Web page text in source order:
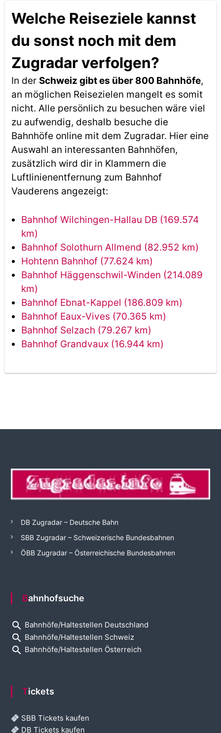
Welche Reiseziele kannst
du sonst noch mit dem
Zugradar verfolgen?
In der Schweiz gibt es über 800 Bahnhöfe,
an möglichen Reisezielen mangelt es somit
nicht. Alle persönlich zu besuchen wäre viel
zu aufwendig, deshalb besuche die
Bahnhöfe online mit dem Zugradar. Hier eine
Auswahl an interessanten Bahnhöfen,
zusätzlich wird dir in Klammern die
Luftlinienentfernung zum Bahnhof
Vauderens angezeigt:
Bahnhof Wilchingen-Hallau DB (169.574
km)
Bahnhof Solothurn Allmend (82.952 km)
Hohtenn Bahnhof (77.624 km)
Bahnhof Häggenschwil-Winden (214.089
km)
Bahnhof Ebnat-Kappel (186.809 km)
Bahnhof Eaux-Vives (70.365 km)
Bahnhof Selzach (79.267 km)
Bahnhof Grandvaux (16.944 km)
DB Zugradar – Deutsche Bahn
SBB Zugradar – Schweizerische Bundesbahnen
ÖBB Zugradar – Österreichische Bundesbahnen
Bahnhofsuche
search Bahnhöfe/Haltestellen Deutschland
search Bahnhöfe/Haltestellen Schweiz
search Bahnhöfe/Haltestellen Österreich
Tickets
SBB Tickets kaufen
DB Tickets kaufen